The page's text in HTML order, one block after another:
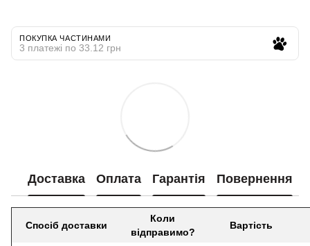
ПОКУПКА ЧАСТИНАМИ
3 платежі по 33.12 грн
Доставка Оплата Гарантія Повернення
Спосіб доставки
Коли
відправимо?
Вартість